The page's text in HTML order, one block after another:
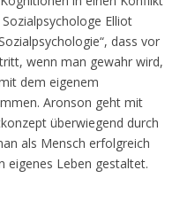
Elliot
dass vor
wenn man gewahr wird,
dem eigenem
Aronson geht mit
überwiegend durch
als Mensch erfolgreich
eigenes Leben gestaltet.